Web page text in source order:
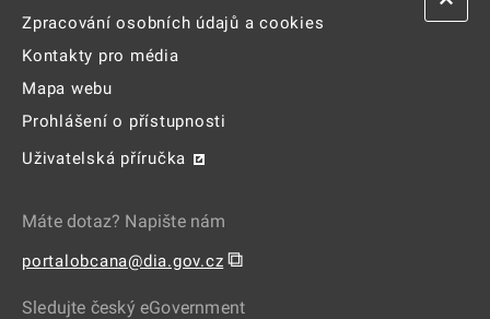
Zpracování osobních údajů a cookies
Kontakty pro média
Mapa webu
Prohlášení o přístupnosti
Uživatelská příručka
Máte dotaz? Napište nám
portalobcana@dia.gov.cz ⧉
Sledujte český eGovernment